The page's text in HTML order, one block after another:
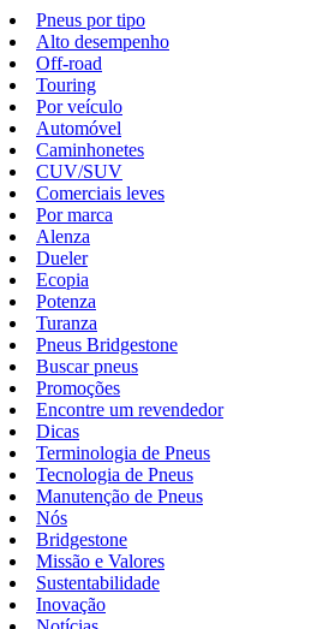
Pneus por tipo
Alto desempenho
Off-road
Touring
Por veículo
Automóvel
Caminhonetes
CUV/SUV
Comerciais leves
Por marca
Alenza
Dueler
Ecopia
Potenza
Turanza
Pneus Bridgestone
Buscar pneus
Promoções
Encontre um revendedor
Dicas
Terminologia de Pneus
Tecnologia de Pneus
Manutenção de Pneus
Nós
Bridgestone
Missão e Valores
Sustentabilidade
Inovação